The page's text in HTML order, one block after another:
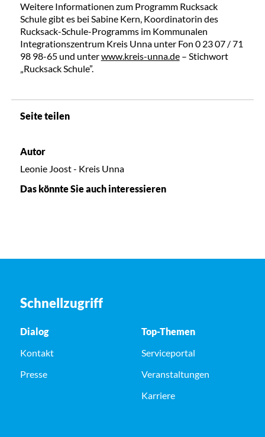
Weitere Informationen zum Programm Rucksack
Schule gibt es bei Sabine Kern, Koordinatorin des
Rucksack-Schule-Programms im Kommunalen
Integrationszentrum Kreis Unna unter Fon 0 23 07 / 71
98 98-65 und unterwww.kreis-unna.de– Stichwort
„Rucksack Schule”.
Seite teilen
Autor
Leonie Joost - Kreis Unna
Das könnte Sie auch interessieren
Schnellzugriff
Dialog
Kontakt
Presse
Top-Themen
Serviceportal
Veranstaltungen
Karriere